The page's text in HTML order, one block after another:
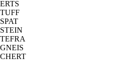
ERTS
TUFF
SPAT
STEIN
TEFRA
GNEIS
CHERT